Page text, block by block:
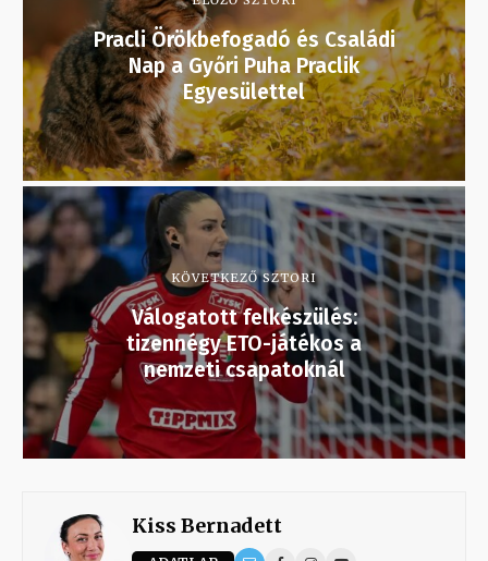
Pracli Örökbefogadó és Családi
Nap a Győri Puha Praclik
Egyesülettel
KÖVETKEZŐ SZTORI
Válogatott felkészülés:
tizennégy ETO-játékos a
nemzeti csapatoknál
Kiss Bernadett